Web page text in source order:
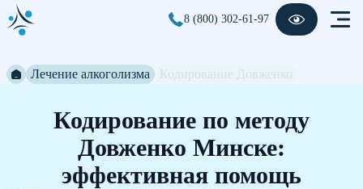
8 (800) 302-61-97
Лечение алкоголизма
Кодирование по методу
Довженко Минске:
эффективная помощь